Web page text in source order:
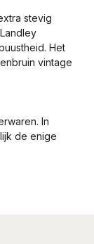
stevig
Het
vintage
In
de enige